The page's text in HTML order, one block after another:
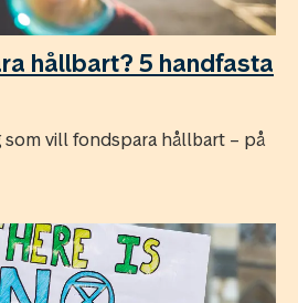
hållbart? 5 handfasta
som vill fondspara hållbart – på